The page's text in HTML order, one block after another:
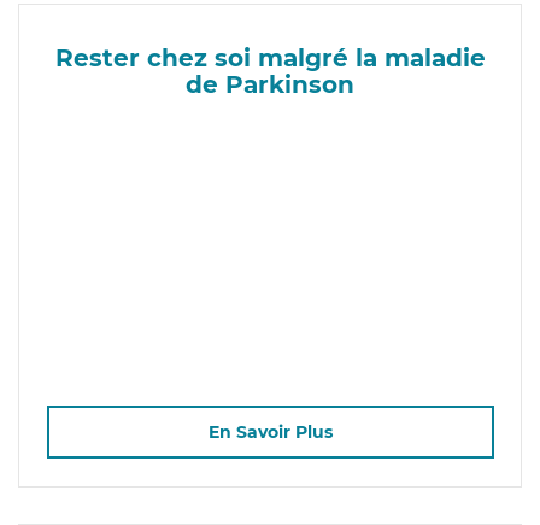
Rester chez soi malgré la maladie
de Parkinson
En Savoir Plus